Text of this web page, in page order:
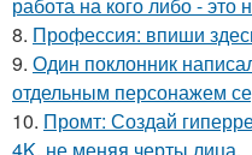
работа на кого либо -
8. Профессия: впиши
9. Один поклонник
отдельным персонажем
10. Промт: Создай